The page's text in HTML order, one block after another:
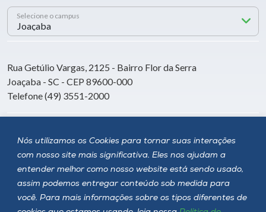
Nós utilizamos os Cookies para tornar suas interações
com nosso site mais significativa. Eles nos ajudam a
entender melhor como nosso website está sendo usado,
assim podemos entregar conteúdo sob medida para
você. Para mais informações sobre os tipos diferentes de
Selecione o campus
Rua Getúlio Vargas, 2125 - Bairro Flor da Serra
Joaçaba - SC - CEP 89600-000
Telefone (49) 3551-2000
Siga a Unoesc